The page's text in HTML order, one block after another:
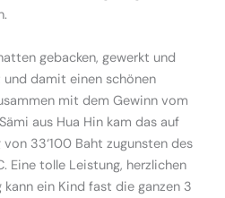
gebacken, gewerkt und
damit einen schönen
mit dem Gewinn vom
aus Hua Hin kam das auf
33‘100 Baht zugunsten des
Eine tolle Leistung, herzlichen
ein Kind fast die ganzen 3